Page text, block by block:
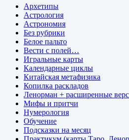
Архетипы
Астрология
Астрономия
Без рубрики
Белое пальто
Вести с полей…
Игральные карты
Календарные циклы
Китайская метафизика
Копилка раскладов
Ленорман + расширенные
Мифы и притчи
Нумерология
Обучение
Подсказки на месяц